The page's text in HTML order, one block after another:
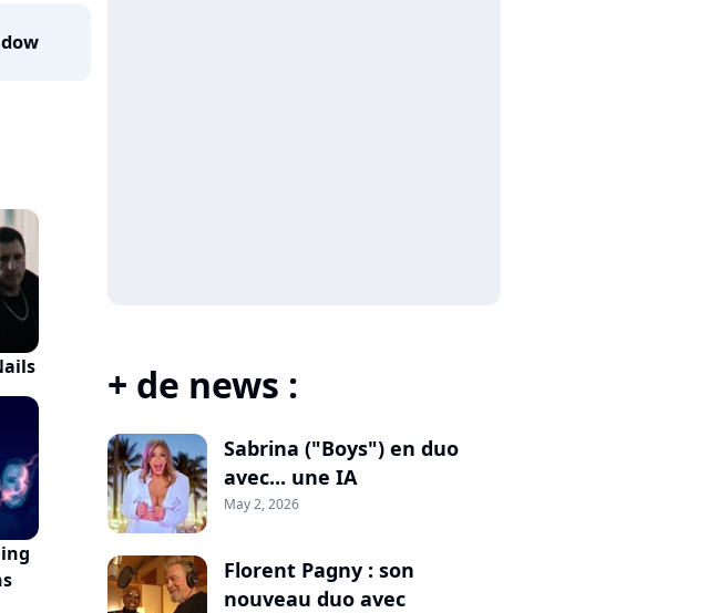
+ de news :
Sabrina ("Boys") en duo
avec... une IA
May 2, 2026
Florent Pagny : son
nouveau duo avec